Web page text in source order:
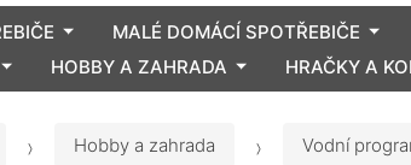
MALÉ DOMÁCÍ SPOTŘEBIČE
HOBBY A ZAHRADA HRAČKY A
Hobby a zahrada Vodní